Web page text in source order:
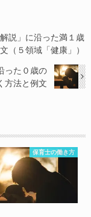
説」に沿った満１歳
（５領域「健康」）
った０歳の
方法と例文
保育士の働き方